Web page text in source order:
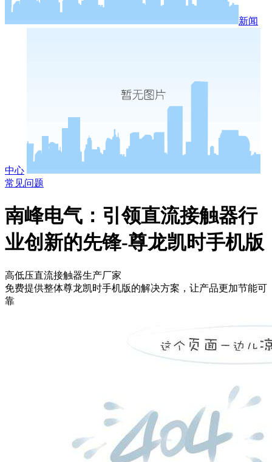
新闻
中心
常见问题
南峰电气：引领直流接触器行
业创新的先锋-尊龙凯时手机版
高低压直流接触器生产厂家
免费提供整体尊龙凯时手机版的解决方案，让产品更加节能可
靠